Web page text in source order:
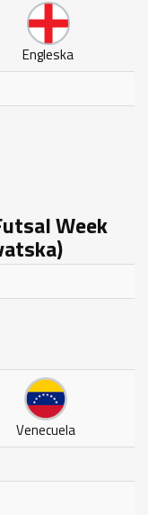
Engleska
Week
Venecuela